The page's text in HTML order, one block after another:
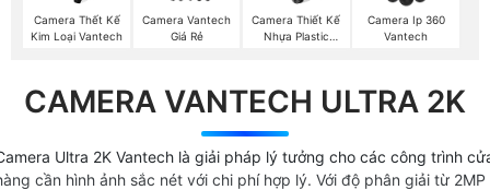
Camera Thết Kế
Kim Loại Vantech
Camera Vantech
Giá Rẻ
Camera Thiết Kế
Nhựa Plastic
Camera Ip 360
Vantech
CAMERA VANTECH ULTRA 2K
Ultra 2K Vantech là giải pháp lý tưởng cho các công trình
cần hình ảnh sắc nét với chi phí hợp lý. Với độ phân giải từ 2MP